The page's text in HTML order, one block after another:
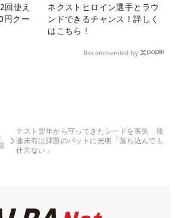
回使え
円クー
ネクストヒロイン選手とラウ
ンドできるチャンス！詳しく
はこちら！
Recommended by
テスト翌年から守ってきたシードを喪失 後
藤未有は課題のパットに光明「落ち込んでも
仕方ない」